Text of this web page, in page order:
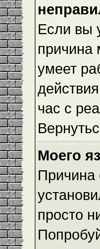
Если вы
причина
умеет
час с
Моего
Причина
просто